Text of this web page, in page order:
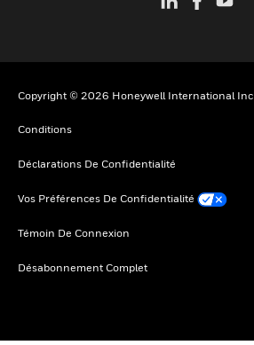
Copyright © 2026 Honeywell International Inc
Conditions
Déclarations De Confidentialité
Vos Préférences De Confidentialité
Témoin De Connexion
Désabonnement Complet